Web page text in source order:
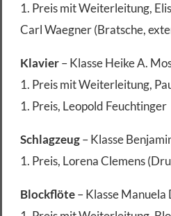
1. Preis mit Weiterleitung,
Carl Waegner (Bratsche,
Klavier– Klasse Heike A.
1. Preis mit Weiterleitung,
1. Preis, Leopold Feuchtinger
Schlagzeug– Klasse
1. Preis, Lorena Clemens
Blockflöte– Klasse Manuela